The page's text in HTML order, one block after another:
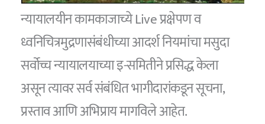
न्यायालयीन कामकाजाच्ये Live प्रक्षेपण व
ध्वनिचित्रमुद्रणासंबंधीच्या आदर्श नियमांचा मसुदा
सर्वोच्च न्यायालयाच्या इ-समितीने प्रसिद्ध केला
असून त्यावर सर्व संबंधित भागीदारांकडून सूचना,
प्रस्ताव आणि अभिप्राय मागविले आहेत.